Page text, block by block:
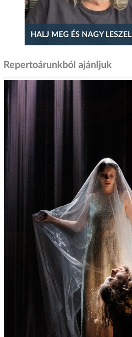
HALJ MEG ÉS NAGY LESZEL
Repertoárunkból ajánljuk